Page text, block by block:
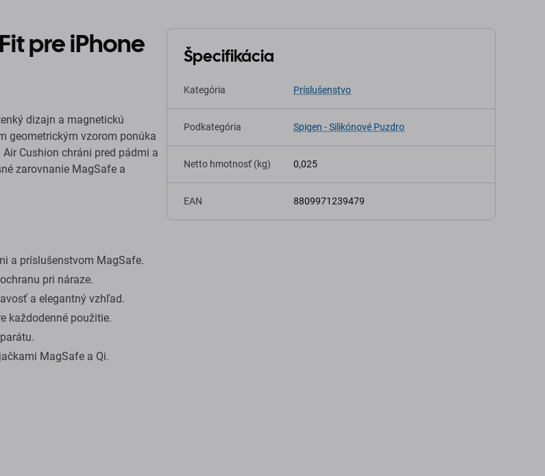
pre iPhone
dizajn a magnetickú
geometrickým vzorom ponúka
Cushion chráni pred pádmi a
zarovnanie MagSafe a
a príslušenstvom MagSafe.
pri náraze.
a elegantný vzhľad.
každodenné použitie.
MagSafe a Qi.
Špecifikácia
Kategória Príslušenstvo
Podkategória Spigen - Silikónové Puzdro
Netto hmotnosť (kg) 0,025
EAN 8809971239479